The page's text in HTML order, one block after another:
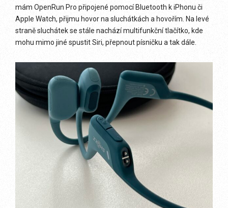
mám OpenRun Pro připojené pomocí Bluetooth k iPhonu či
Apple Watch, přijmu hovor na sluchátkách a hovořím. Na levé
straně sluchátek se stále nachází multifunkční tlačítko, kde
mohu mimo jiné spustit Siri, přepnout písničku a tak dále.